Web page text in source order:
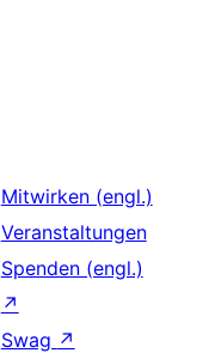
Mitwirken (engl.)
Veranstaltungen
Spenden (engl.)
↗
Swag ↗